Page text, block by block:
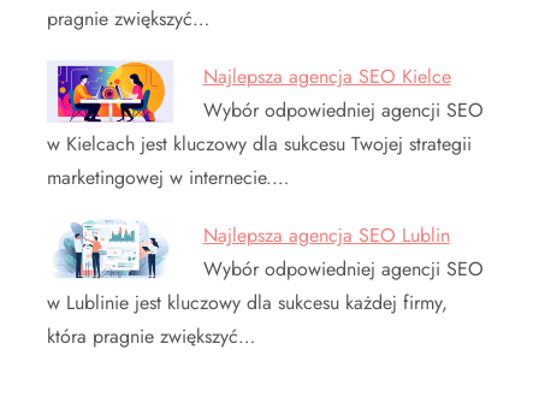
pragnie zwiększyć…
Najlepsza agencja SEO Kielce
Wybór odpowiedniej agencji SEO
w Kielcach jest kluczowy dla sukcesu Twojej strategii
marketingowej w internecie.…
Najlepsza agencja SEO Lublin
Wybór odpowiedniej agencji SEO
w Lublinie jest kluczowy dla sukcesu każdej firmy,
która pragnie zwiększyć…